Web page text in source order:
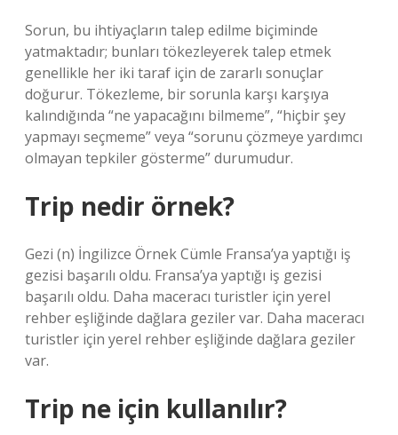
Sorun, bu ihtiyaçların talep edilme biçiminde
yatmaktadır; bunları tökezleyerek talep etmek
genellikle her iki taraf için de zararlı sonuçlar
doğurur. Tökezleme, bir sorunla karşı karşıya
kalındığında “ne yapacağını bilmeme”, “hiçbir şey
yapmayı seçmeme” veya “sorunu çözmeye yardımcı
olmayan tepkiler gösterme” durumudur.
Trip nedir örnek?
Gezi (n) İngilizce Örnek Cümle Fransa’ya yaptığı iş
gezisi başarılı oldu. Fransa’ya yaptığı iş gezisi
başarılı oldu. Daha maceracı turistler için yerel
rehber eşliğinde dağlara geziler var. Daha maceracı
turistler için yerel rehber eşliğinde dağlara geziler
var.
Trip ne için kullanılır?